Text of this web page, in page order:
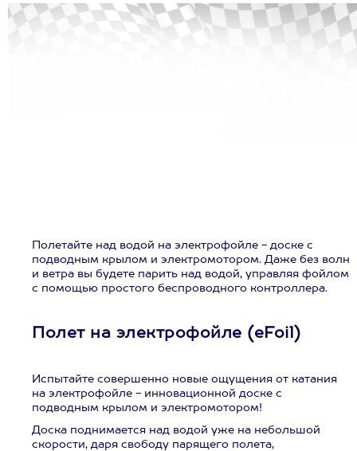
Полетайте над водой на электрофойле - доске с
подводным крылом и электромотором. Даже без волн
и ветра вы будете парить над водой, управляя фойлом
с помощью простого беспроводного контроллера.
Полет на электрофойле (eFoil)
Испытайте совершенно новые ощущения от катания
на электрофойле - инновационной доске с
подводным крылом и электромотором!
Доска поднимается над водой уже на небольшой
скорости, даря свободу парящего полета,